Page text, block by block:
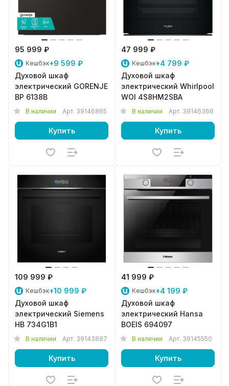
95 999 ₽
Кешбэк+9 599 ₽
Духовой шкаф
электрический GORENJE
BP 6138B
В наличии Арт. 39146865
Купить
47 999 ₽
Кешбэк+4 799 ₽
Духовой шкаф
электрический Whirlpool
WOI 4S8HM2SBA
В наличии Арт. 39146366
Купить
109 999 ₽
Кешбэк+10 999 ₽
Духовой шкаф
электрический Siemens
HB 734G1B1
В наличии Арт. 39143887
Купить
41 999 ₽
Кешбэк+4 199 ₽
Духовой шкаф
электрический Hansa
BOEIS 694097
В наличии Арт. 39145550
Купить